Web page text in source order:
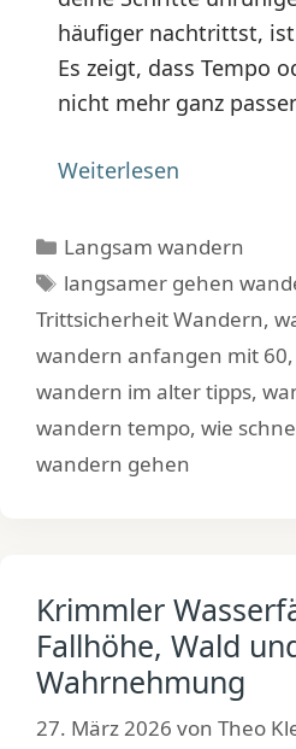
häufiger nachtrittst,
Es zeigt, dass Tempo
nicht mehr ganz
Weiterlesen
Kategorien
Langsam wandern
Schlagwörter
langsamer gehen
Trittsicherheit Wandern,
wandern anfangen mit 60,
wandern im alter tipps,
wandern tempo, wie
wandern gehen
Krimmler
Fallhöhe, Wald
Wahrnehmung
27. März 2026 von Theo